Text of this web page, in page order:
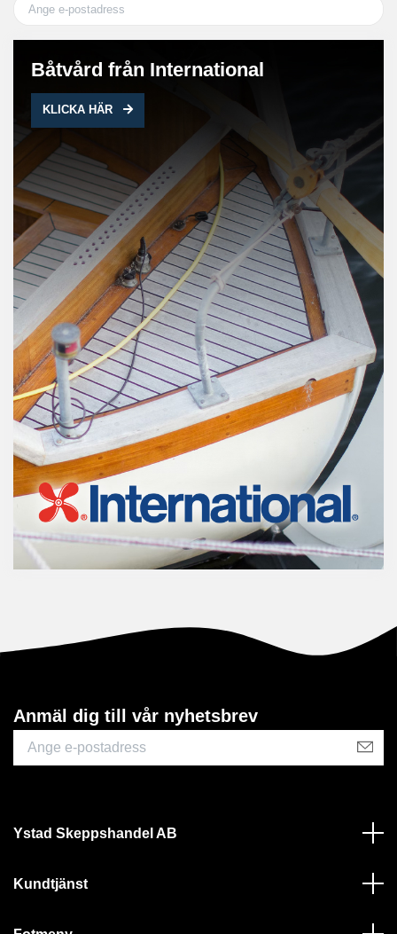
Båtvård från International
KLICKA HÄR
Anmäl dig till vår nyhetsbrev
Ystad Skeppshandel AB
Kundtjänst